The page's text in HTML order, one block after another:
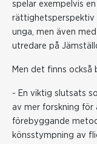
spelar exempelvis
rättighetsperspektiv
unga, men även
utredare på
Men det finns
- En viktig slutsats
av mer forskning för
förebyggande
könsstympning av